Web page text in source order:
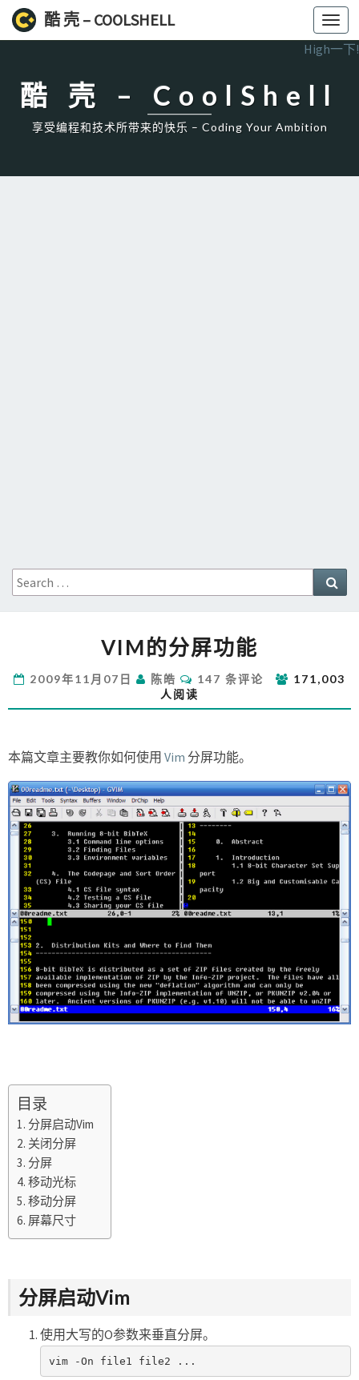
酷 壳 – COOLSHELL
High一下!
酷 壳 – CoolShell
享受编程和技术所带来的快乐 – Coding Your Ambition
Search
for:
的
屏
功
VIM的分屏功能
2009年11月07日 陈皓
评
论
147 条评论
171,003
人阅读
本篇文章主要教你如何使用 Vim 分屏功能。
目录
分屏启动Vim
关闭分屏
分屏
移动光标
移动分屏
屏幕尺寸
分屏启动Vim
使用大写的O参数来垂直分屏。
vim -On file1 file2 ...